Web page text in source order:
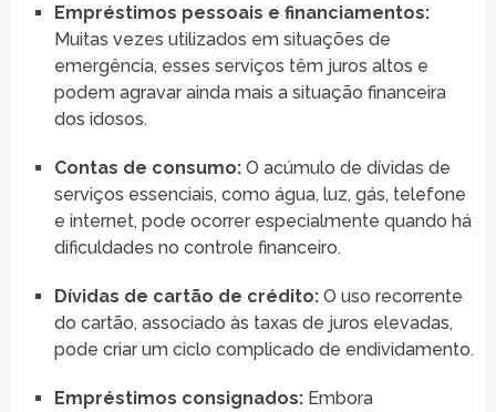
Empréstimos pessoais e financiamentos:
Muitas vezes utilizados em situações de
emergência, esses serviços têm juros altos e
podem agravar ainda mais a situação financeira
dos idosos.
Contas de consumo:O acúmulo de dívidas de
serviços essenciais, como água, luz, gás, telefone
e internet, pode ocorrer especialmente quando há
dificuldades no controle financeiro.
Dívidas de cartão de crédito:O uso recorrente
do cartão, associado às taxas de juros elevadas,
pode criar um ciclo complicado de endividamento.
Empréstimos consignados:Embora